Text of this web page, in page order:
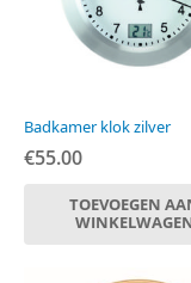
Badkamer klok zilver
€55.00
TOEVOEGEN